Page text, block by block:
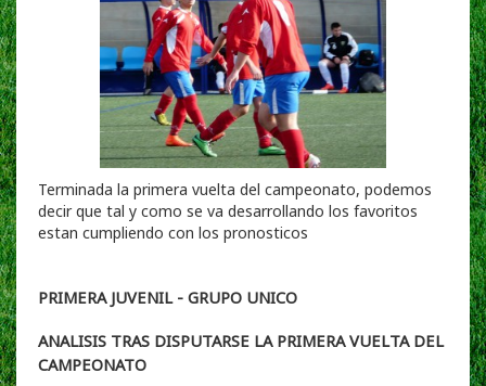
Terminada la primera vuelta del campeonato, podemos
decir que tal y como se va desarrollando los favoritos
estan cumpliendo con los pronosticos
PRIMERA JUVENIL - GRUPO UNICO
ANALISIS TRAS DISPUTARSE LA PRIMERA VUELTA DEL
CAMPEONATO